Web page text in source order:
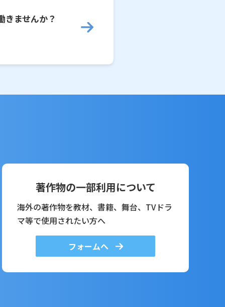
きませんか？
著作物の一部利用について
海外の著作物を教材、書籍、舞台、TVドラ
マ等で使用されたい方へ
フォームへ